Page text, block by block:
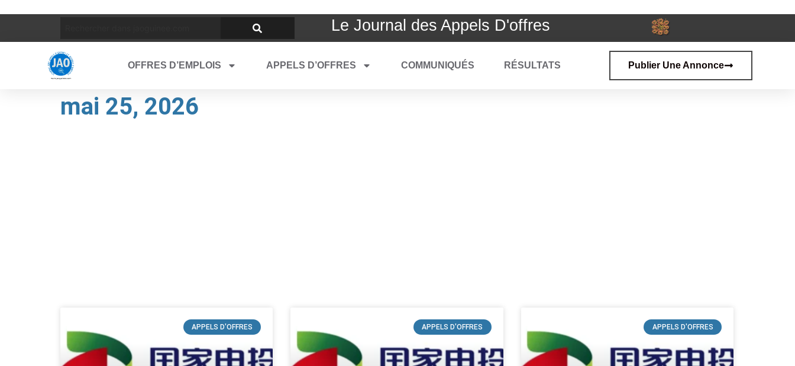
Le Journal des Appels D'offres
OFFRES D’EMPLOIS APPELS D’OFFRES COMMUNIQUÉS RÉSULTATS Publier Une Annonce
mai 25, 2026
APPELS D'OFFRES APPELS D'OFFRES APPELS D'OFFRES